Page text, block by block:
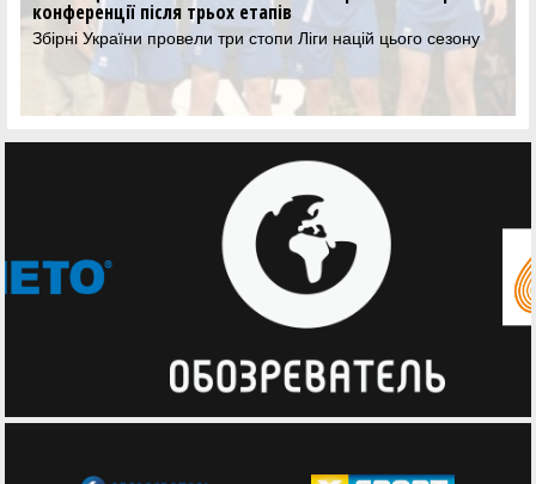
конференції після трьох етапів
Збірні України провели три стопи Ліги націй цього сезону